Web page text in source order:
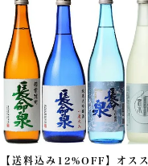
【送料込み12%OFF】オスス